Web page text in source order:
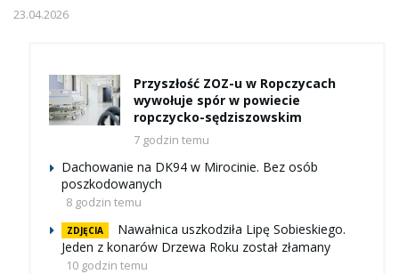
23.04.2026
Przyszłość ZOZ-u w Ropczycach
wywołuje spór w powiecie
ropczycko-sędziszowskim
7 godzin temu
Dachowanie na DK94 w Mirocinie. Bez osób
poszkodowanych
8 godzin temu
ZDJĘCIA
Nawałnica uszkodziła Lipę Sobieskiego.
Jeden z konarów Drzewa Roku został złamany
10 godzin temu